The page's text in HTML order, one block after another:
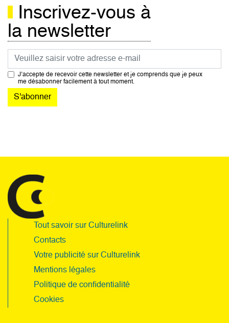
Inscrivez-vous à
la newsletter
Courriel
J’accepte de recevoir cette newsletter et je comprends que je peux
me désabonner facilement à tout moment.
Tout savoir sur Culturelink
Contacts
Votre publicité sur Culturelink
Mentions légales
Politique de confidentialité
Cookies